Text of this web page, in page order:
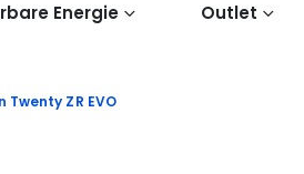
Energie Outlet
ZR EVO